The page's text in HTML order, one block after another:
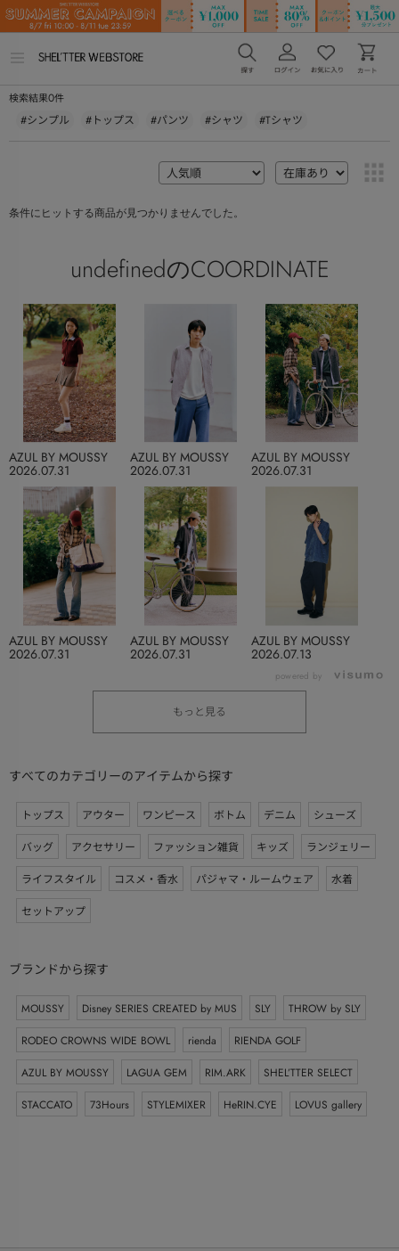
ー
を
検索結果0件
#シンプル #トップス #パンツ #シャツ #Tシャツ
条件にヒットする商品が見つかりませんでした。
undefinedのCOORDINATE
2026.07.31
AZUL BY MOUSSY
2026.07.31
AZUL BY MOUSSY
2026.07.31
AZUL BY MOUSSY
2026.07.31
AZUL BY MOUSSY
2026.07.31
AZUL BY MOUSSY
2026.07.13
AZUL BY MOUSSY
powered by
もっと見る
すべてのカテゴリーのアイテムから探す
トップス アウター ワンピース ボトム デニム
シューズ
バッグ
アクセサリー ファッション雑貨 キッズ
ランジェリー
ライフスタイル
コスメ・香水 パジャマ・ルームウェア
水着
セットアップ
ブランドから探す
MOUSSY Disney SERIES CREATED by MUS SLY
THROW by SLY
RODEO CROWNS WIDE BOWL
rienda
RIENDA GOLF
AZUL BY MOUSSY
LAGUA GEM RIM.ARK
SHEL’TTER SELECT
STACCATO
73Hours STYLEMIXER HeRIN.CYE LOVUS gallery